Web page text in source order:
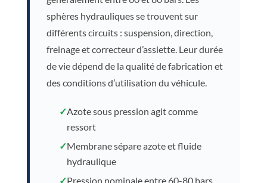
sphères hydrauliques se trouvent sur
différents circuits : suspension, direction,
freinage et correcteur d’assiette. Leur durée
de vie dépend de la qualité de fabrication et
des conditions d’utilisation du véhicule.
✓Azote sous pression agit comme
ressort
✓Membrane sépare azote et fluide
hydraulique
✓Pression nominale entre 60-80 bars